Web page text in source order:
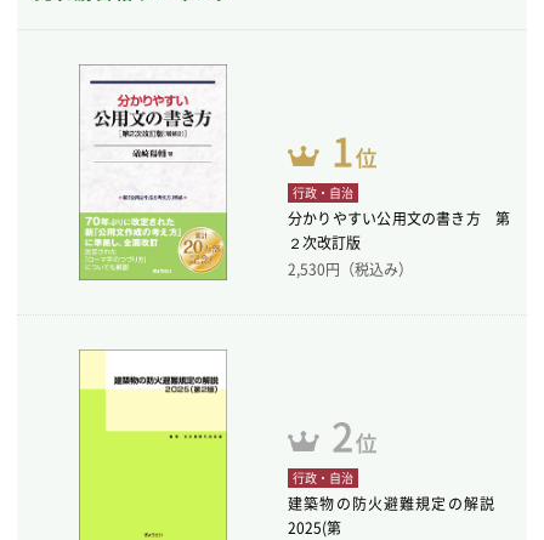
行政・自治
分かりやすい公用文の書き方 第
２次改訂版
2,530円（税込み）
行政・自治
建築物の防火避難規定の解説
2025(第